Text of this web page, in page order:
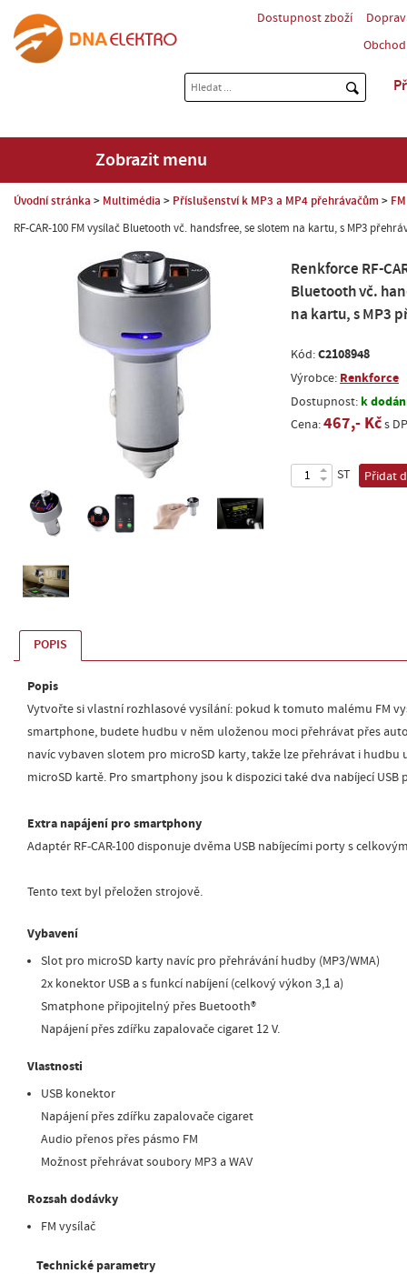
Dostupnost zboží
Zobrazit menu
Úvodní stránka Multimédia Příslušenství k MP3 a MP4 přehrávačům
RF-CAR-100 FM vysílač Bluetooth vč. handsfree, se slotem na kartu, s MP3
Renkforce RF-
Bluetooth vč.
na kartu, s MP3
Kód:C2108948
Výrobce: Renkforce
Dostupnost:k
Cena:467,- Kčs
ST Přidat
POPIS
Popis
Vytvořte si vlastní rozhlasové vysílání: pokud k tomuto malému FM
smartphone, budete hudbu v něm uloženou moci přehrávat přes
navíc vybaven slotem pro microSD karty, takže lze přehrávat i hudbu
microSD kartě. Pro smartphony jsou k dispozici také dva nabíjecí USB
Extra napájení pro smartphony
Adaptér RF-CAR-100 disponuje dvěma USB nabíjecími porty s
Tento text byl přeložen strojově.
Vybavení
Slot pro microSD karty navíc pro přehrávání hudby (MP3/WMA)
2x konektor USB a s funkcí nabíjení (celkový výkon 3,1 a)
Smatphone připojitelný přes Buetooth®
Napájení přes zdířku zapalovače cigaret 12 V.
Vlastnosti
USB konektor
Napájení přes zdířku zapalovače cigaret
Audio přenos přes pásmo FM
Možnost přehrávat soubory MP3 a WAV
Rozsah dodávky
FM vysílač
Technické parametry